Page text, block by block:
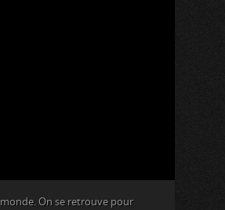
On se retrouve pour